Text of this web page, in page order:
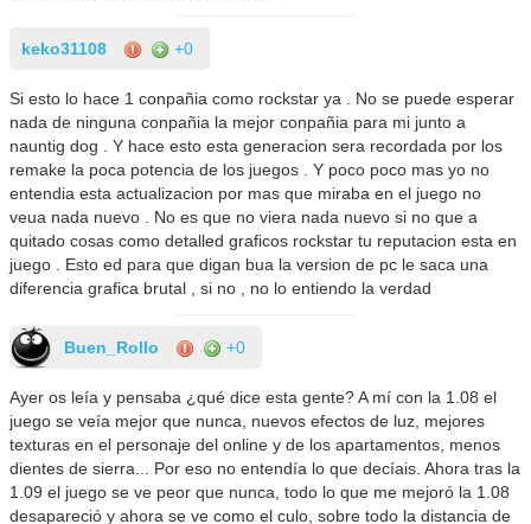
keko31108 +0
Si esto lo hace 1 conpañia como rockstar ya . No se puede esperar
nada de ninguna conpañia la mejor conpañia para mi junto a
nauntig dog . Y hace esto esta generacion sera recordada por los
remake la poca potencia de los juegos . Y poco poco mas yo no
entendia esta actualizacion por mas que miraba en el juego no
veua nada nuevo . No es que no viera nada nuevo si no que a
quitado cosas como detalled graficos rockstar tu reputacion esta en
juego . Esto ed para que digan bua la version de pc le saca una
diferencia grafica brutal , si no , no lo entiendo la verdad
Buen_Rollo +0
Ayer os leía y pensaba ¿qué dice esta gente? A mí con la 1.08 el
juego se veía mejor que nunca, nuevos efectos de luz, mejores
texturas en el personaje del online y de los apartamentos, menos
dientes de sierra... Por eso no entendía lo que decíais. Ahora tras la
1.09 el juego se ve peor que nunca, todo lo que me mejoró la 1.08
desapareció y ahora se ve como el culo, sobre todo la distancia de